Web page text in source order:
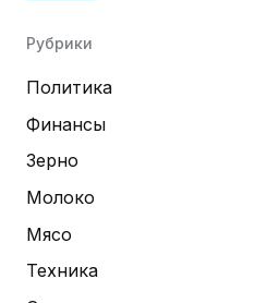
Рубрики
Политика
Финансы
Зерно
Молоко
Мясо
Техника